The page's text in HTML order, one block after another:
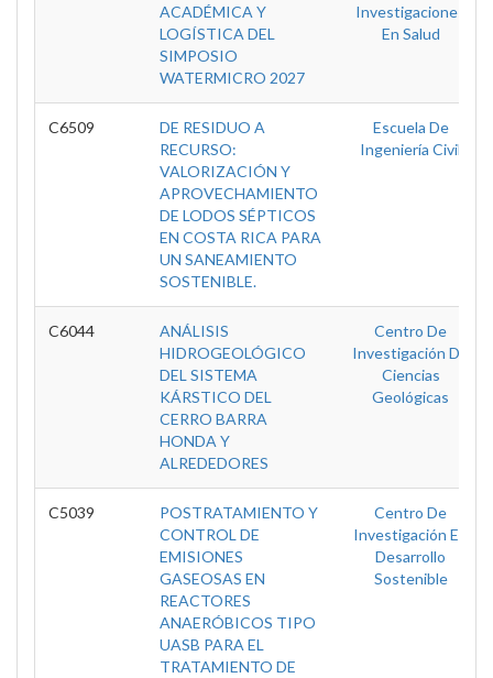
ACADÉMICA Y
LOGÍSTICA DEL
SIMPOSIO
WATERMICRO 2027
Investigaciones
En Salud
C6509
DE RESIDUO A
RECURSO:
VALORIZACIÓN Y
APROVECHAMIENTO
DE LODOS SÉPTICOS
EN COSTA RICA PARA
UN SANEAMIENTO
SOSTENIBLE.
Escuela De
Ingeniería Civil
C6044
ANÁLISIS
HIDROGEOLÓGICO
DEL SISTEMA
KÁRSTICO DEL
CERRO BARRA
HONDA Y
ALREDEDORES
Centro De
Investigación De
Ciencias
Geológicas
C5039
POSTRATAMIENTO Y
CONTROL DE
EMISIONES
GASEOSAS EN
REACTORES
ANAERÓBICOS TIPO
UASB PARA EL
TRATAMIENTO DE
Centro De
Investigación En
Desarrollo
Sostenible